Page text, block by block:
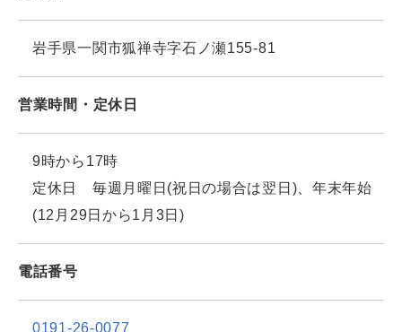
岩手県一関市狐禅寺字石ノ瀬155-81
営業時間・定休日
9時から17時
定休日 毎週月曜日(祝日の場合は翌日)、年末年始
(12月29日から1月3日)
電話番号
0191-26-0077